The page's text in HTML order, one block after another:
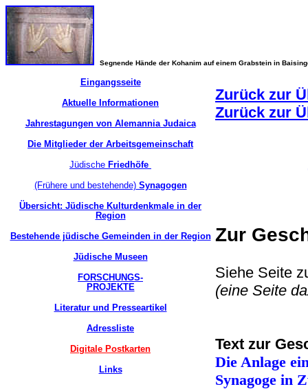
Segnende Hände der Kohanim auf einem Grabstein in
Eingangsseite
Aktuelle Informationen
Jahrestagungen von Alemannia Judaica
Die Mitglieder der Arbeitsgemeinschaft
Jüdische Friedhöfe
(Frühere und bestehende)Synagogen
Übersicht: Jüdische Kulturdenkmale in der
Region
Bestehende jüdische Gemeinden in der Region
Jüdische Museen
FORSCHUNGS-
PROJEKTE
Literatur und Presseartikel
Adressliste
Digitale Postkarten
Links
Zurück zur
Zurück zur
Zur
Siehe Seite
(eine Seite
Text zur
Die Anlage
Synagoge in